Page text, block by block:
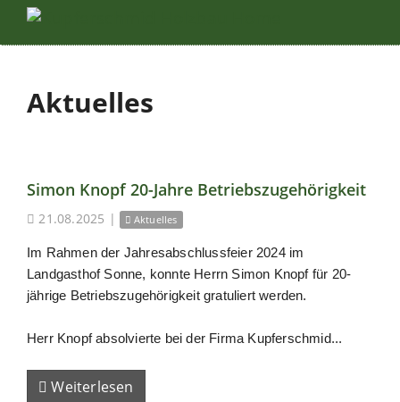
Aktuelles
Simon Knopf 20-Jahre Betriebszugehörigkeit
21.08.2025 | Aktuelles
Im Rahmen der Jahresabschlussfeier 2024 im
Landgasthof Sonne, konnte Herrn Simon Knopf für 20-
jährige Betriebszugehörigkeit gratuliert werden.
Herr Knopf absolvierte bei der Firma Kupferschmid...
Weiterlesen